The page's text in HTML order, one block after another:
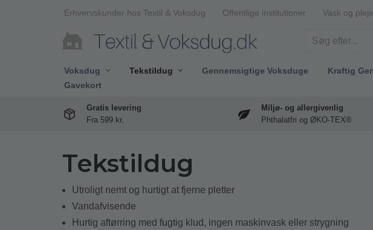
Erhvervskunder hos Textil & Voksdug Offentlige institutioner Vask og pleje
Voksdug Tekstildug Gennemsigtige Voksduge Kraftig
Gavekort
Gratis levering
Fra 599 kr.
Miljø- og allergivenlig
Phthalatfri og ØKO-TEX®
Tekstildug
Utroligt nemt og hurtigt at fjerne pletter
Vandafvisende
Hurtig aftørring med fugtig klud, ingen maskinvask eller strygning